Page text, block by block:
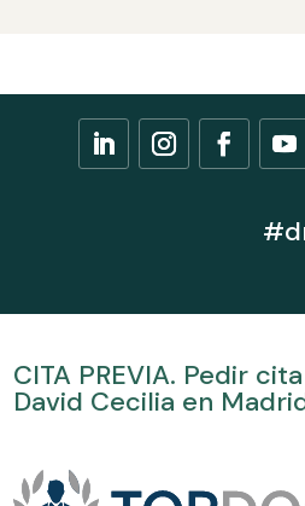
CITA PREVIA. Pedir
David Cecilia en